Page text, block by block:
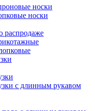
носки
носки
распродаже
с длинным рукавом